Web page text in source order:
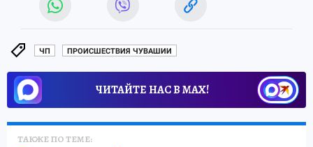
ЧП ПРОИСШЕСТВИЯ ЧУВАШИИ
ЧИТАЙТЕ НАС В МАХ!
ТАКЖЕ ПО ТЕМЕ: